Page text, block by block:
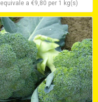
equivale a €9,80 per 1 kg(s)